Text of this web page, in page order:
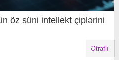
öz süni intellekt çiplərini
Ətraflı